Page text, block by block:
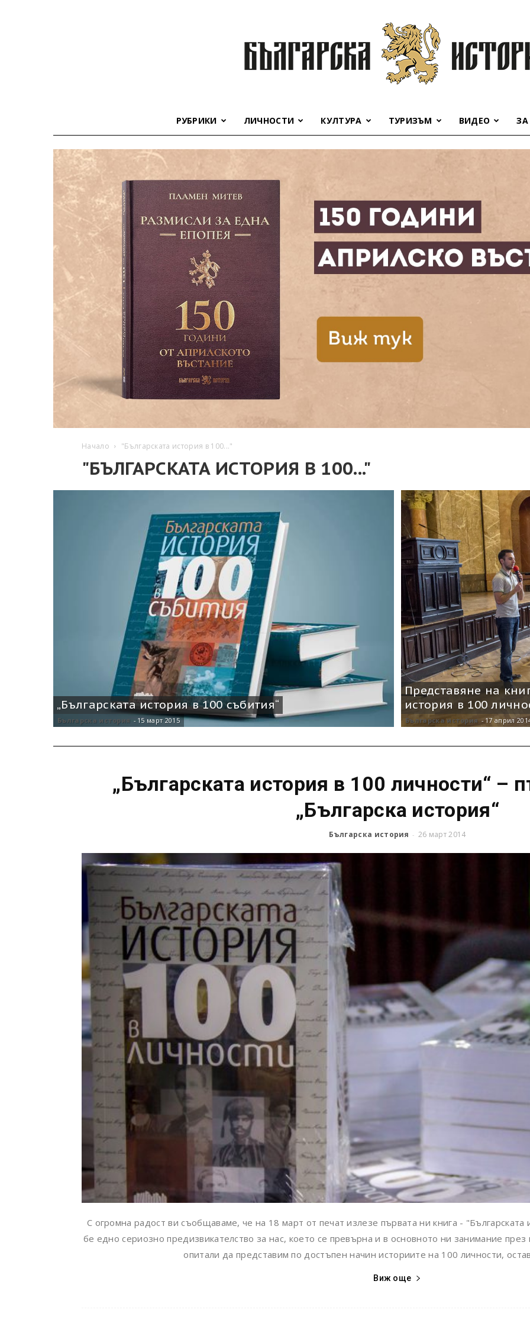
история
РУБРИКИ ЛИЧНОСТИ КУЛТУРА ТУРИЗЪМ ВИДЕО
Начало "Българската история в 100..."
"БЪЛГАРСКАТА ИСТОРИЯ В 100..."
„Българската история в 100 събития“
Българска история - 15 март 2015
Представяне на
история в 100
Българска история - 17 април
„Българската история в 100 личности“ –
„Българска история“
Българска история - 26 март 2014
С огромна радост ви съобщаваме, че на 18 март от печат излезе първата ни книга -
бе едно сериозно предизвикателство за нас, което се превърна и в основното ни занимание
опитали да представим по достъпен начин историите на 100 личности,
Виж още